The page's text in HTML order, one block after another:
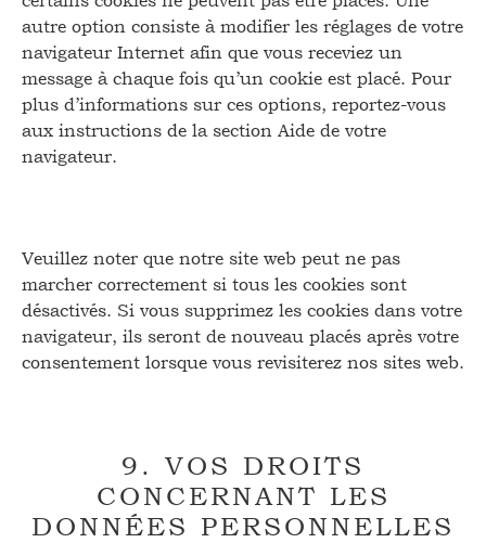
autre option consiste à modifier les réglages de votre
navigateur Internet afin que vous receviez un
message à chaque fois qu’un cookie est placé. Pour
plus d’informations sur ces options, reportez-vous
aux instructions de la section Aide de votre
navigateur.
Veuillez noter que notre site web peut ne pas
marcher correctement si tous les cookies sont
désactivés. Si vous supprimez les cookies dans votre
navigateur, ils seront de nouveau placés après votre
consentement lorsque vous revisiterez nos sites web.
9. VOS DROITS
CONCERNANT LES
DONNÉES PERSONNELLES